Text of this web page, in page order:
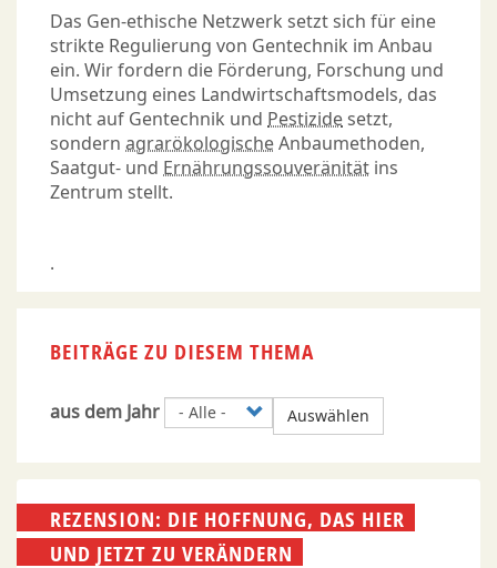
Das Gen-ethische Netzwerk setzt sich für eine
strikte Regulierung von Gentechnik im Anbau
ein. Wir fordern die Förderung, Forschung und
Umsetzung eines Landwirtschaftsmodels, das
nicht auf Gentechnik und Pestizidesetzt,
sondern agrarökologischeAnbaumethoden,
Saatgut- und Ernährungssouveränität ins
Zentrum stellt.
.
BEITRÄGE ZU DIESEM THEMA
aus dem Jahr Auswählen
REZENSION: DIE HOFFNUNG, DAS HIER
UND JETZT ZU VERÄNDERN